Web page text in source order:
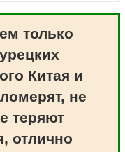
только
Китая и
не
теряют
отлично